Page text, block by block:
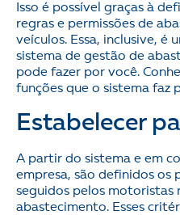
Isso é possível graças à
regras e permissões de
veículos. Essa, inclusive, é
sistema de gestão de
pode fazer por você.
funções que o sistema faz
Estabelecer
A partir do sistema e em
empresa, são definidos os
seguidos pelos motoristas
abastecimento. Esses